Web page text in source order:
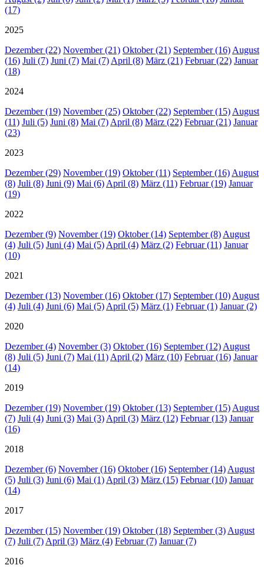
(17)
2025
Dezember (22) November (21) Oktober (21) September (16) August
(16) Juli (7) Juni (7) Mai (7) April (8) März (21) Februar (22) Januar
(18)
2024
Dezember (19) November (25) Oktober (22) September (15) August
(11) Juli (5) Juni (8) Mai (7) April (8) März (22) Februar (21) Januar
(23)
2023
Dezember (29) November (19) Oktober (11) September (16) August
(8) Juli (8) Juni (9) Mai (6) April (8) März (11) Februar (19) Januar
(19)
2022
Dezember (9) November (19) Oktober (14) September (8) August
(4) Juli (5) Juni (4) Mai (5) April (4) März (2) Februar (11) Januar
(10)
2021
Dezember (13) November (16) Oktober (17) September (10) August
(4) Juli (4) Juni (6) Mai (5) April (5) März (1) Februar (1) Januar (2)
2020
Dezember (4) November (3) Oktober (16) September (12) August
(8) Juli (5) Juni (7) Mai (11) April (2) März (10) Februar (16) Januar
(14)
2019
Dezember (19) November (19) Oktober (13) September (15) August
(7) Juli (4) Juni (3) Mai (3) April (3) März (12) Februar (13) Januar
(16)
2018
Dezember (6) November (16) Oktober (16) September (14) August
(5) Juli (3) Juni (6) Mai (1) April (3) März (15) Februar (10) Januar
(14)
2017
Dezember (15) November (19) Oktober (18) September (3) August
(7) Juli (7) April (3) März (4) Februar (7) Januar (7)
2016